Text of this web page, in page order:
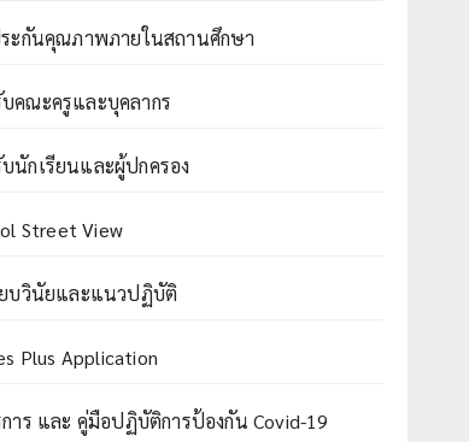
ะกันคุณภาพภายในสถานศึกษา
คณะครูและบุคลากร
นักเรียนและผู้ปกครอง
Street View
บวินัยและแนวปฏิบัติ
Plus Application
าร และ คู่มือปฏิบัติการป้องกัน Covid-19